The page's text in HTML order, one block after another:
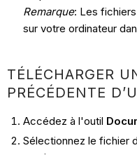
Remarque: Les
sur votre ordinateur
TÉLÉCHARGER
PRÉCÉDENTE
Accédez à l'outil
Sélectionnez le fichier